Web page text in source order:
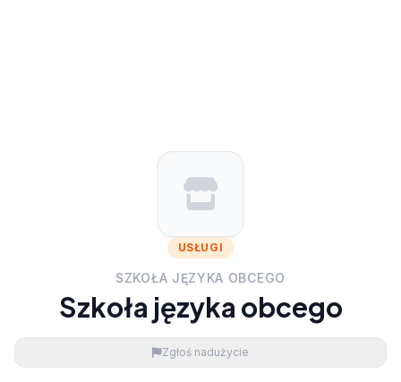
USŁUGI
SZKOŁA JĘZYKA OBCEGO
Szkoła języka obcego
Zgłoś nadużycie